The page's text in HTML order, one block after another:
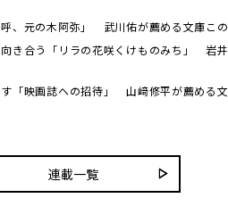
、元の木阿弥」 武川佑が薦める文庫この
き合う「リラの花咲くけものみち」 岩
「映画誌への招待」 山﨑修平が薦める
連載一覧